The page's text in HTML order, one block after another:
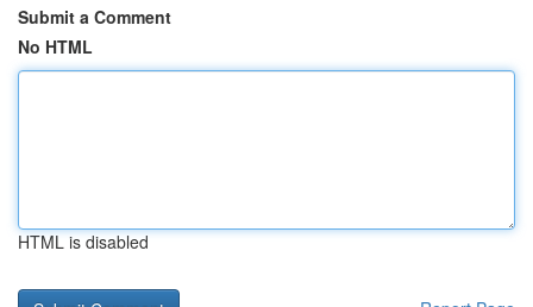
Submit a Comment
No HTML
HTML is disabled